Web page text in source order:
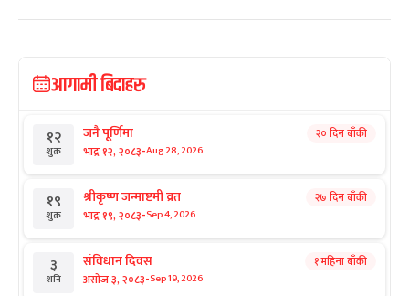
आगामी बिदाहरु
१२
शुक्र
जनै पूर्णिमा
भाद्र १२, २०८३-Aug 28, 2026
२० दिन बाँकी
१९
शुक्र
श्रीकृष्ण जन्माष्टमी व्रत
भाद्र १९, २०८३-Sep 4, 2026
२७ दिन बाँकी
३
शनि
संविधान दिवस
असोज ३, २०८३-Sep 19, 2026
१ महिना बाँकी